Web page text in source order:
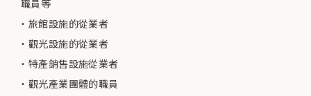
職員等
旅館設施的從業者
觀光設施的從業者
特產銷售設施從業者
觀光產業團體的職員